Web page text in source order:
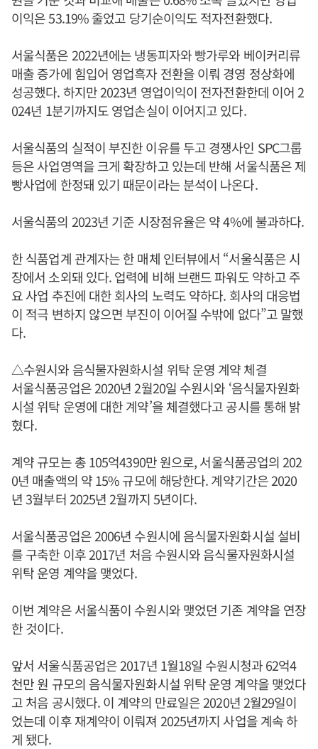
이익은 53.19% 줄었고 당기순이익도 적자전환했다.
서울식품은 2022년에는 냉동피자와 빵가루와 베이커리류
매출 증가에 힘입어 영업흑자 전환을 이뤄 경영 정상화에
성공했다. 하지만 2023년 영업이익이 전자전환한데 이어 2
024년 1분기까지도 영업손실이 이어지고 있다.
서울식품의 실적이 부진한 이유를 두고 경쟁사인 SPC그룹
등은 사업영역을 크게 확장하고 있는데 반해 서울식품은 제
빵사업에 한정돼 있기 때문이라는 분석이 나온다.
서울식품의 2023년 기준 시장점유율은 약 4%에 불과하다.
한 식품업계 관계자는 한 매체 인터뷰에서 “서울식품은 시
장에서 소외돼 있다. 업력에 비해 브랜드 파워도 약하고 주
요 사업 추진에 대한 회사의 노력도 약하다. 회사의 대응법
이 적극 변하지 않으면 부진이 이어질 수밖에 없다”고 말했
다.
△수원시와 음식물자원화시설 위탁 운영 계약 체결
서울식품공업은 2020년 2월20일 수원시와 ‘음식물자원화
시설 위탁 운영에 대한 계약’을 체결했다고 공시를 통해 밝
혔다.
계약 규모는 총 105억4390만 원으로, 서울식품공업의 202
0년 매출액의 약 15% 규모에 해당한다. 계약기간은 2020
년 3월부터 2025년 2월까지 5년이다.
서울식품공업은 2006년 수원시에 음식물자원화시설 설비
를 구축한 이후 2017년 처음 수원시와 음식물자원화시설
위탁 운영 계약을 맺었다.
이번 계약은 서울식품이 수원시와 맺었던 기존 계약을 연장
한 것이다.
앞서 서울식품공업은 2017년 1월18일 수원시청과 62억4
천만 원 규모의 음식물자원화시설 위탁 운영 계약을 맺었다
고 처음 공시했다. 이 계약의 만료일은 2020년 2월29일이
었는데 이후 재계약이 이뤄져 2025년까지 사업을 계속 하
게 됐다.